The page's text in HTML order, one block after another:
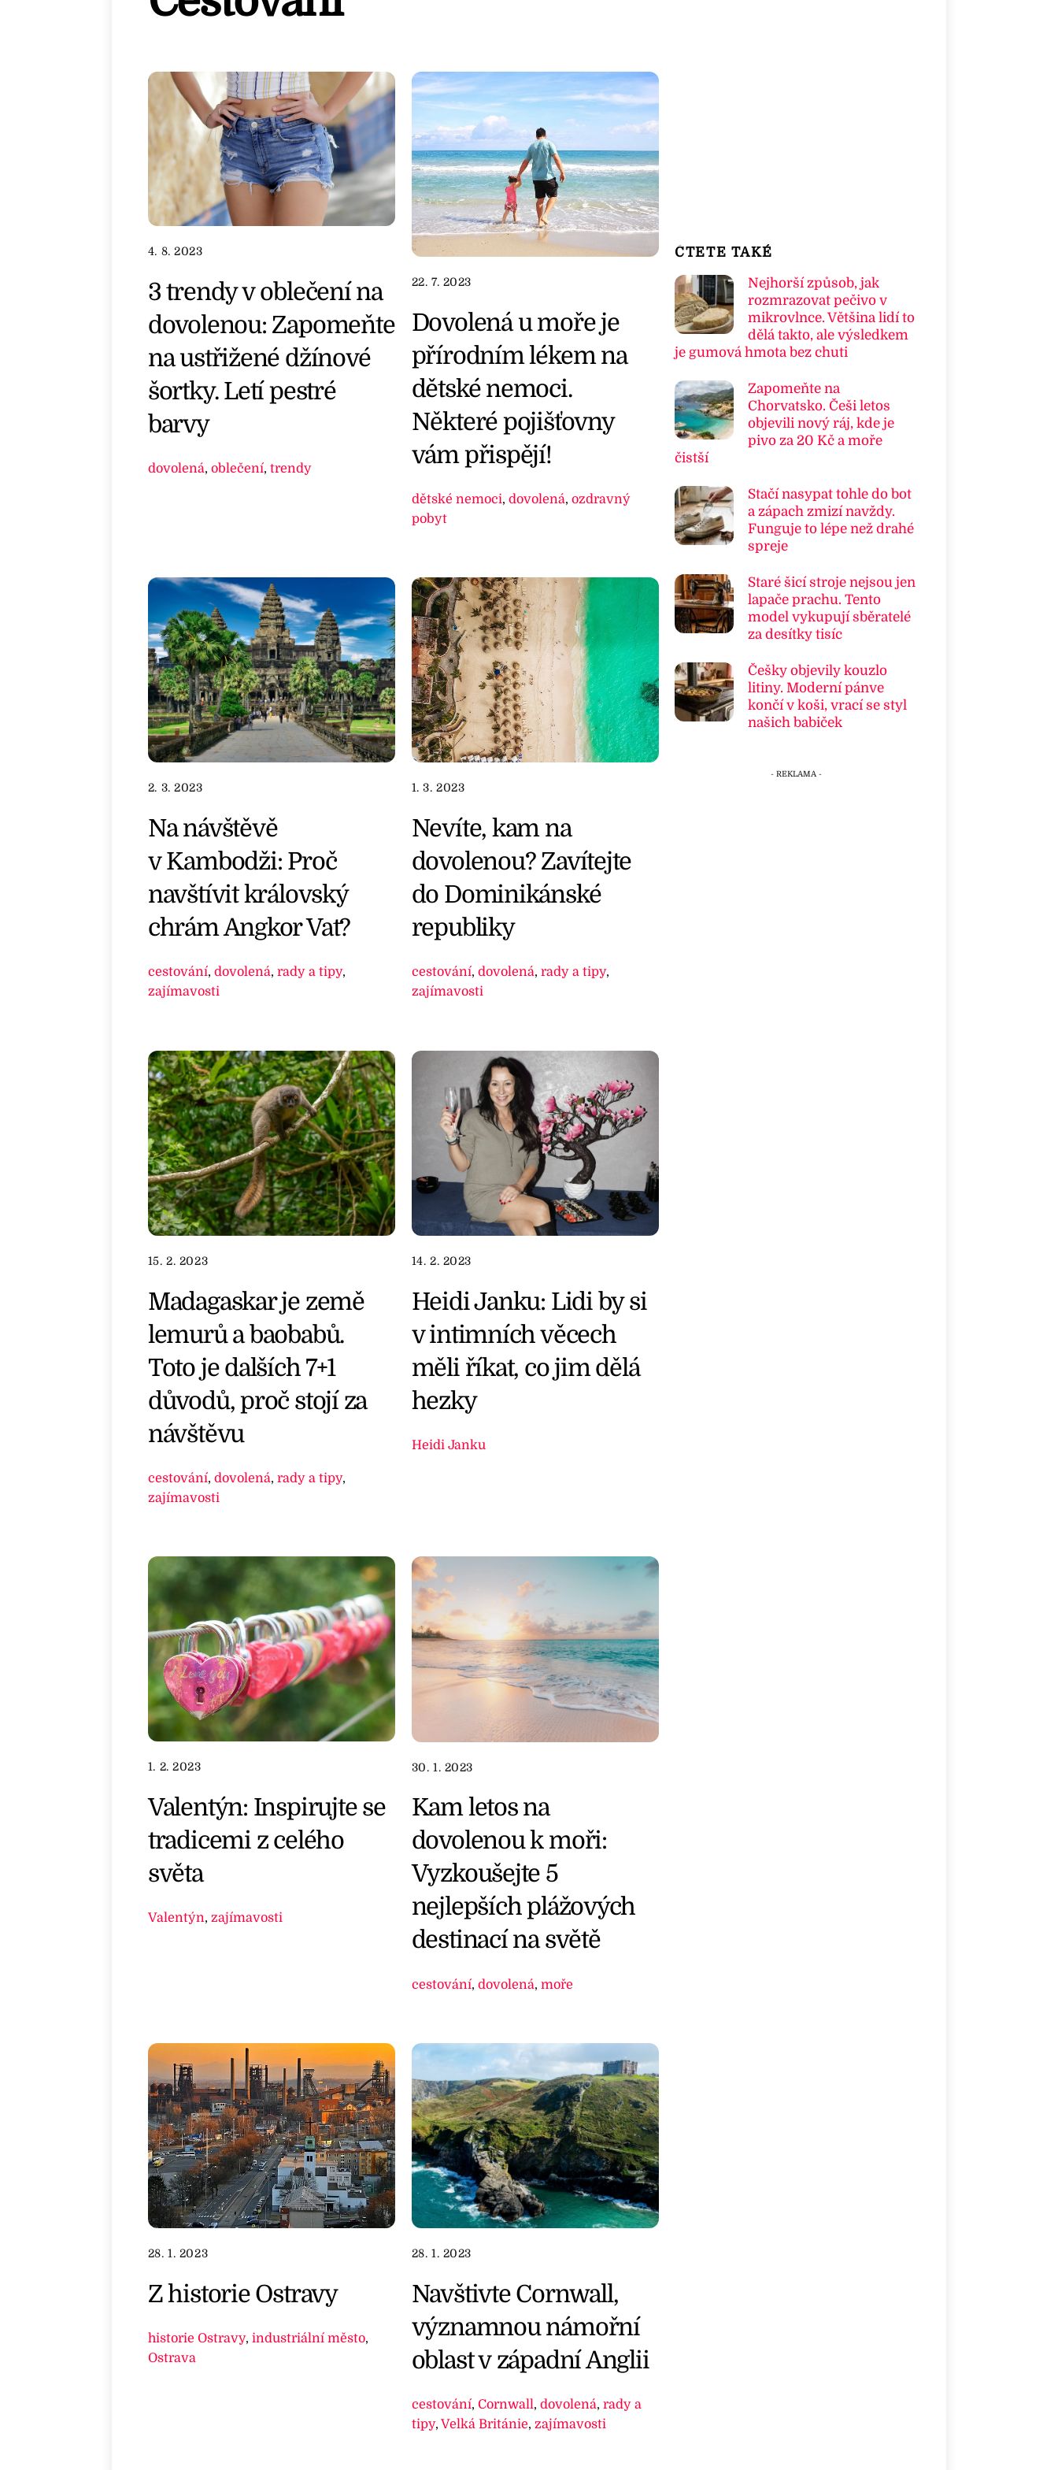
4. 8. 2023
3 trendy v oblečení na
dovolenou: Zapomeňte
na ustřižené džínové
šortky. Letí pestré
barvy
dovolená, oblečení, trendy
22. 7. 2023
Dovolená u moře je
přírodním lékem na
dětské nemoci.
Některé pojišťovny
vám přispějí!
dětské nemoci, dovolená, ozdravný
pobyt
2. 3. 2023
Na návštěvě
v Kambodži: Proč
navštívit královský
chrám Angkor Vat?
cestování, dovolená, rady a tipy,
zajímavosti
1. 3. 2023
Nevíte, kam na
dovolenou? Zavítejte
do Dominikánské
republiky
cestování, dovolená, rady a tipy,
zajímavosti
15. 2. 2023
Madagaskar je země
lemurů a baobabů.
Toto je dalších 7+1
důvodů, proč stojí za
návštěvu
cestování, dovolená, rady a tipy,
zajímavosti
14. 2. 2023
Heidi Janku: Lidi by si
v intimních věcech
měli říkat, co jim dělá
hezky
Heidi Janku
1. 2. 2023
Valentýn: Inspirujte se
tradicemi z celého
světa
Valentýn, zajímavosti
30. 1. 2023
Kam letos na
dovolenou k moři:
Vyzkoušejte 5
nejlepších plážových
destinací na světě
cestování, dovolená, moře
28. 1. 2023
Z historie Ostravy
historie Ostravy, industriální město,
Ostrava
28. 1. 2023
Navštivte Cornwall,
významnou námořní
oblast v západní Anglii
cestování, Cornwall, dovolená, rady a
tipy, Velká Británie, zajímavosti
ČTETE TAKÉ
Nejhorší způsob, jak
rozmrazovat pečivo v
mikrovlnce. Většina lidí to
dělá takto, ale výsledkem
je gumová hmota bez chuti
Zapomeňte na
Chorvatsko. Češi letos
objevili nový ráj, kde je
pivo za 20 Kč a moře
čistší
Stačí nasypat tohle do bot
a zápach zmizí navždy.
Funguje to lépe než drahé
spreje
Staré šicí stroje nejsou jen
lapače prachu. Tento
model vykupují sběratelé
za desítky tisíc
Češky objevily kouzlo
litiny. Moderní pánve
končí v koši, vrací se styl
našich babiček